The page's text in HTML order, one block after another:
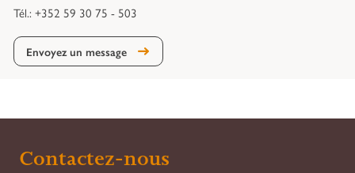
Tél.: +352 59 30 75 - 503
Envoyez un message
Contactez-nous